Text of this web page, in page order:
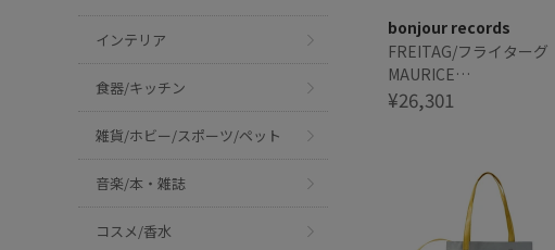
インテリア
食器/キッチン
雑貨/ホビー/スポーツ/ペット
音楽/本・雑誌
コスメ/香水
bonjour records
FREITAG/フライターグ
MAURICE
BACKPACKABLE TOTE
¥26,301